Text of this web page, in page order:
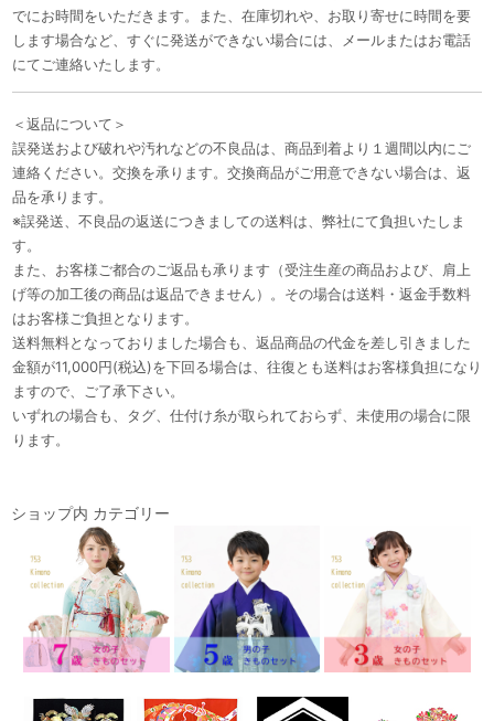
でにお時間をいただきます。また、在庫切れや、お取り寄せに時間を要
します場合など、すぐに発送ができない場合には、メールまたはお電話
にてご連絡いたします。
＜返品について＞
誤発送および破れや汚れなどの不良品は、商品到着より１週間以内にご
連絡ください。交換を承ります。交換商品がご用意できない場合は、返
品を承ります。
※誤発送、不良品の返送につきましての送料は、弊社にて負担いたしま
す。
また、お客様ご都合のご返品も承ります（受注生産の商品および、肩上
げ等の加工後の商品は返品できません）。その場合は送料・返金手数料
はお客様ご負担となります。
送料無料となっておりました場合も、返品商品の代金を差し引きました
金額が11,000円(税込)を下回る場合は、往復とも送料はお客様負担になり
ますので、ご了承下さい。
いずれの場合も、タグ、仕付け糸が取られておらず、未使用の場合に限
ります。
ショップ内 カテゴリー